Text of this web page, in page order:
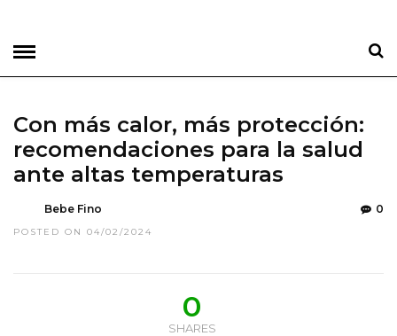
Con más calor, más protección:
recomendaciones para la salud
ante altas temperaturas
Bebe Fino
POSTED ON 04/02/2024
0
0
SHARES